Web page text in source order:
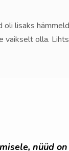
lisaks
vaikselt olla.
nüüd